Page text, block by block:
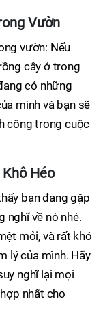
Vườn
vườn: Nếu
cây ở trong
có những
mình và bạn sẽ
công trong cuộc
Héo
bạn đang gặp
nghĩ về nó nhé.
mỏi, và rất khó
lý của mình. Hãy
nghĩ lại mọi
nhất cho